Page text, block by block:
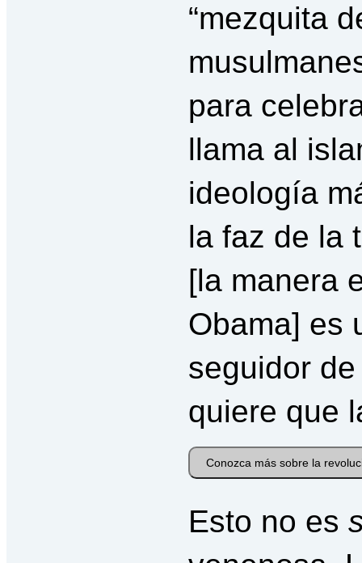
“mezquita
para
llama al
ideología
la faz de la
[la manera
Obama] es
seguidor
quiere que
Conozca más sobre la
Esto no es